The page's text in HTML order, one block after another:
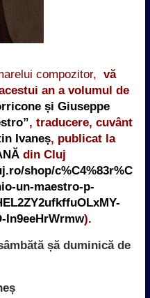
compozitor, vă
an a volumul de
și Giuseppe
, traducere, cuvânt
Ivaneș, publicat la
din Cluj
shop/c%C4%83r%C
un-maestro-p-
In9eeHrWrmw).
șă duminică de